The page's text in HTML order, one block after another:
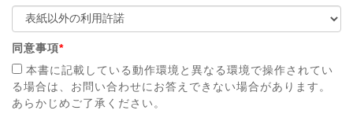
同意事項*
本書に記載している動作環境と異なる環境で操作されてい
る場合は、お問い合わせにお答えできない場合があります。
あらかじめご了承ください。